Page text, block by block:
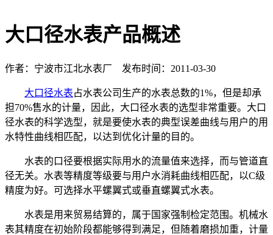
大口径水表产品概述
作者：宁波市江北水表厂 发布时间：2011-03-30
大口径水表占水表公司生产的水表总数的1%，但是却承
担70%售水的计量，因此，大口径水表的选型非常重要。大口
径水表的科学选型，就是要使水表的典型误差曲线与用户的用
水特性曲线相匹配，以达到优化计量的目的。
水表的口径要根据实际用水的流量值来选择，而与管道直
径无关。水表等精度等级要与用户水消耗曲线相匹配，以C级
精度为好。可选择水平螺翼式或垂直螺翼式水表。
水表是用来贸易结算的，属于国家强制检定范围。机械水
表其精度在初始阶段都能够得到满足，但随着磨损加重，计量